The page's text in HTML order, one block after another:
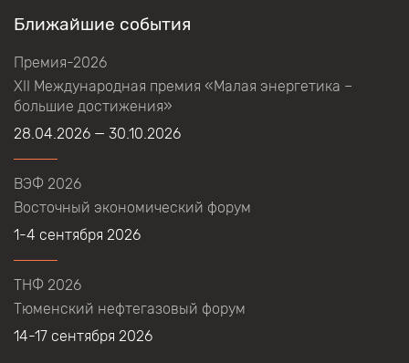
Ближайшие события
Премия-2026
XII Международная премия «Малая энергетика –
большие достижения»
28.04.2026 — 30.10.2026
ВЭФ 2026
Восточный экономический форум
1-4 сентября 2026
ТНФ 2026
Тюменский нефтегазовый форум
14-17 сентября 2026